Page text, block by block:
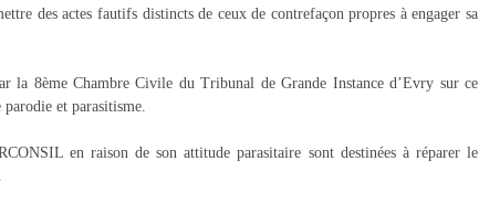
des actes fautifs distincts de ceux de contrefaçon propres à engager sa
la 8ème Chambre Civile du Tribunal de Grande Instance d’Evry sur ce
et parasitisme.
en raison de son attitude parasitaire sont destinées à réparer le